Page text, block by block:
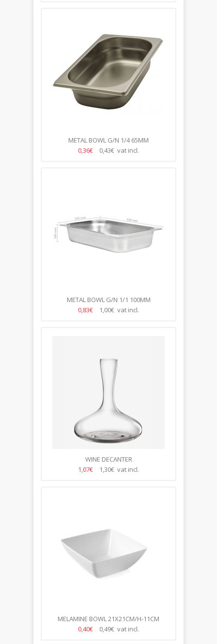
METAL BOWL G/N 1/4 65MM
0,36€
0,43€ vat incl.
METAL BOWL G/N 1/1 100MM
0,83€
1,00€ vat incl.
WINE DECANTER
1,07€
1,30€ vat incl.
MELAMINE BOWL 21X21CM/H-11CM
0,40€
0,49€ vat incl.